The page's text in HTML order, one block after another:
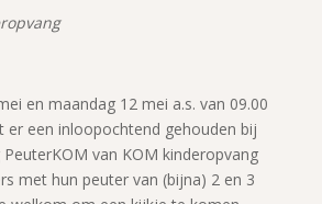
en maandag 12 mei a.s. van 09.00
er een inloopochtend gehouden bij
van KOM kinderopvang
met hun peuter van (bijna) 2 en 3